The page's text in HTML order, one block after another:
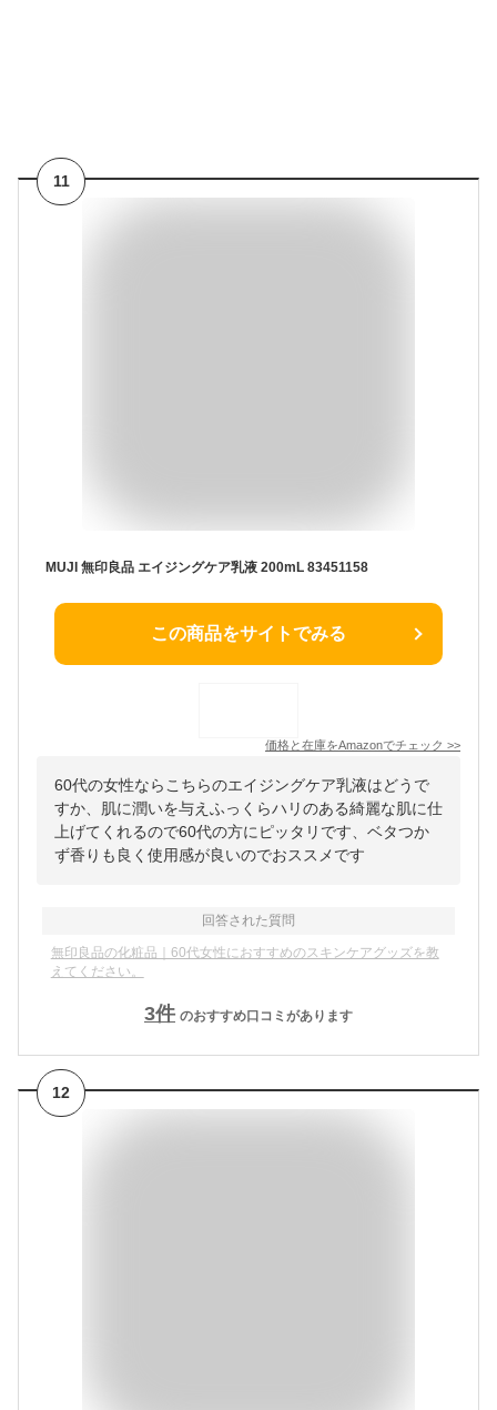
11
MUJI 無印良品 エイジングケア乳液 200mL 83451158
この商品をサイトでみる
価格と在庫をAmazonでチェック >>
60代の女性ならこちらのエイジングケア乳液はどうで
すか、肌に潤いを与えふっくらハリのある綺麗な肌に仕
上げてくれるので60代の方にピッタリです、ベタつか
ず香りも良く使用感が良いのでおススメです
回答された質問
無印良品の化粧品｜60代女性におすすめのスキンケアグッズを教
えてください。
3件 のおすすめ口コミがあります
12